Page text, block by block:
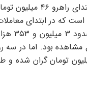
حالی است که در ابتدای
امامی ۳۸
بود. اما در سه